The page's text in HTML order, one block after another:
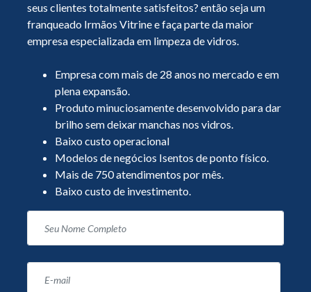
seus clientes totalmente satisfeitos? então seja um
franqueado Irmãos Vitrine e faça parte da maior
empresa especializada em limpeza de vidros.
Empresa com mais de 28 anos no mercado e em
plena expansão.
Produto minuciosamente desenvolvido para dar
brilho sem deixar manchas nos vidros.
Baixo custo operacional
Modelos de negócios Isentos de ponto físico.
Mais de 750 atendimentos por mês.
Baixo custo de investimento.